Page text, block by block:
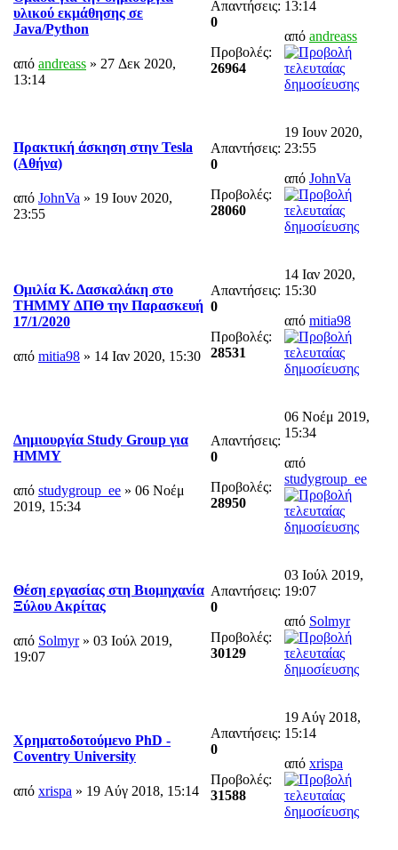
υλικού εκμάθησης σε
Java/Python
από andreass » 27 Δεκ 2020,
13:14
Απαντήσεις:
0
Προβολές:
26964
13:14
από andreass
Πρακτική άσκηση στην Tesla
(Αθήνα)
από JohnVa » 19 Ιουν 2020,
23:55
Απαντήσεις:
0
Προβολές:
28060
19 Ιουν 2020,
23:55
από JohnVa
Ομιλία Κ. Δασκαλάκη στο
ΤΗΜΜΥ ΔΠΘ την Παρασκευή
17/1/2020
από mitia98 » 14 Ιαν 2020, 15:30
Απαντήσεις:
0
Προβολές:
28531
14 Ιαν 2020,
15:30
από mitia98
Δημιουργία Study Group για
ΗΜΜΥ
από studygroup_ee » 06 Νοέμ
2019, 15:34
Απαντήσεις:
0
Προβολές:
28950
06 Νοέμ 2019,
15:34
από
studygroup_ee
Θέση εργασίας στη Βιομηχανία
Ξύλου Ακρίτας
από Solmyr» 03 Ιούλ 2019,
19:07
Απαντήσεις:
0
Προβολές:
30129
03 Ιούλ 2019,
19:07
από Solmyr
Χρηματοδοτούμενο PhD -
Coventry University
από xrispa » 19 Αύγ 2018, 15:14
Απαντήσεις:
0
Προβολές:
31588
19 Αύγ 2018,
15:14
από xrispa